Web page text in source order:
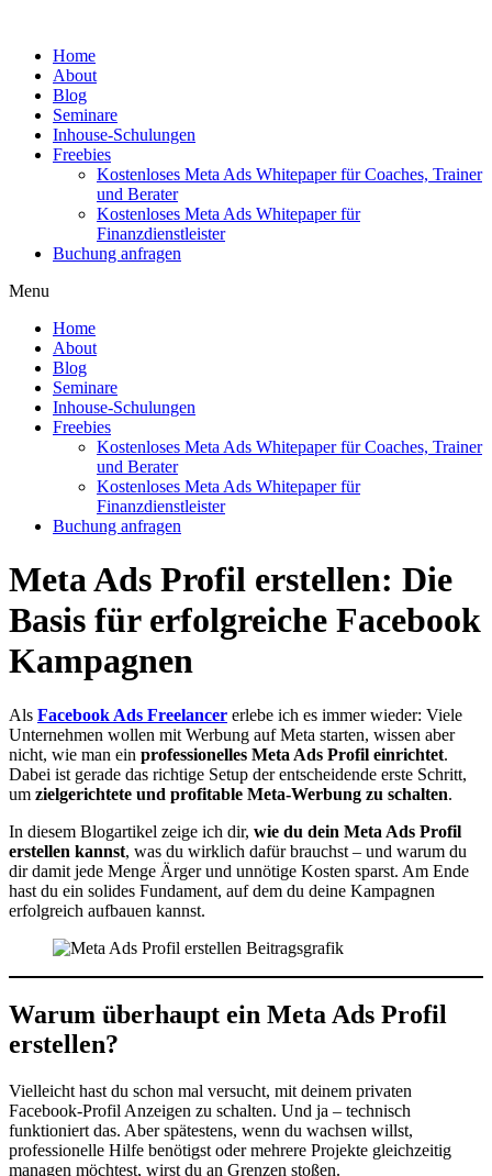
Home
About
Blog
Seminare
Inhouse-Schulungen
Freebies
Kostenloses Meta Ads Whitepaper für Coaches, Trainer
und Berater
Kostenloses Meta Ads Whitepaper für
Finanzdienstleister
Buchung anfragen
Menu
Home
About
Blog
Seminare
Inhouse-Schulungen
Freebies
Kostenloses Meta Ads Whitepaper für Coaches, Trainer
und Berater
Kostenloses Meta Ads Whitepaper für
Finanzdienstleister
Buchung anfragen
Meta Ads Profil erstellen: Die
Basis für erfolgreiche Facebook
Kampagnen
Als Facebook Ads Freelancer erlebe ich es immer wieder: Viele
Unternehmen wollen mit Werbung auf Meta starten, wissen aber
nicht, wie man ein professionelles Meta Ads Profil einrichtet.
Dabei ist gerade das richtige Setup der entscheidende erste Schritt,
um zielgerichtete und profitable Meta-Werbung zu schalten.
In diesem Blogartikel zeige ich dir, wie du dein Meta Ads Profil
erstellen kannst, was du wirklich dafür brauchst – und warum du
dir damit jede Menge Ärger und unnötige Kosten sparst. Am Ende
hast du ein solides Fundament, auf dem du deine Kampagnen
erfolgreich aufbauen kannst.
Warum überhaupt ein Meta Ads Profil
erstellen?
Vielleicht hast du schon mal versucht, mit deinem privaten
Facebook-Profil Anzeigen zu schalten. Und ja – technisch
funktioniert das. Aber spätestens, wenn du wachsen willst,
professionelle Hilfe benötigst oder mehrere Projekte gleichzeitig
managen möchtest, wirst du an Grenzen stoßen.